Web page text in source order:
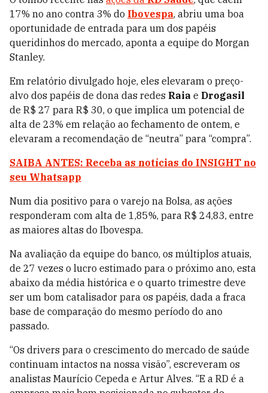
17% no ano contra 3% do Ibovespa, abriu uma boa
oportunidade de entrada para um dos papéis
queridinhos do mercado, aponta a equipe do Morgan
Stanley.
Em relatório divulgado hoje, eles elevaram o preço-
alvo dos papéis de dona das redes Raia e Drogasil
de R$ 27 para R$ 30, o que implica um potencial de
alta de 23% em relação ao fechamento de ontem, e
elevaram a recomendação de “neutra” para “compra”.
SAIBA ANTES: Receba as notícias do INSIGHT no
seu Whatsapp
Num dia positivo para o varejo na Bolsa, as ações
responderam com alta de 1,85%, para R$ 24,83, entre
as maiores altas do Ibovespa.
Na avaliação da equipe do banco, os múltiplos atuais,
de 27 vezes o lucro estimado para o próximo ano, esta
abaixo da média histórica e o quarto trimestre deve
ser um bom catalisador para os papéis, dada a fraca
base de comparação do mesmo período do ano
passado.
“Os drivers para o crescimento do mercado de saúde
continuam intactos na nossa visão”, escreveram os
analistas Maurício Cepeda e Artur Alves. “E a RD é a